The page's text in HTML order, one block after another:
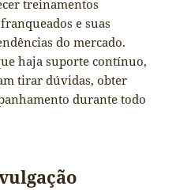
treinamentos
e suas
do mercado.
haja suporte contínuo,
tirar dúvidas, obter
durante todo